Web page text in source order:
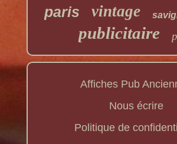
paris vintage
publicitaire
Affiches Pub
Nous écrire
Politique de